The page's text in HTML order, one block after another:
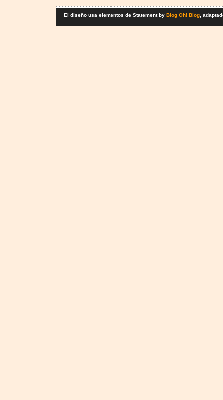
El diseño usa elementos de Statement by Blog Oh! Blog,